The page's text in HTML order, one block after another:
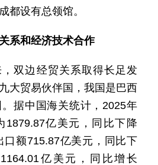
都设有总领馆。
系和经济技术合作
双边经贸关系取得长足发
大贸易伙伴国，我国是巴西
据中国海关统计，2025年
1879.87亿美元，同比下降
口额715.87亿美元，同比下
亿美元，同比增长